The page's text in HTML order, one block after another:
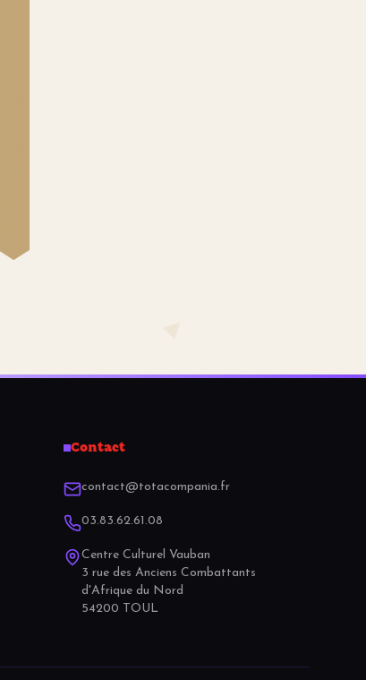
Contact
contact@totacompania.fr
03.83.62.61.08
Centre Culturel Vauban
3 rue des Anciens Combattants
d'Afrique du Nord
54200 TOUL